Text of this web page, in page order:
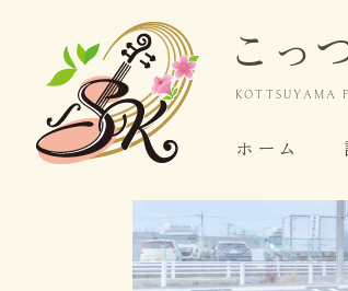
こっ
KOTTSUYAMA
ホーム